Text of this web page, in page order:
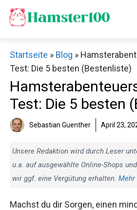
Zum
Inhalt
Startseite » Blog »
Test: Die 5 besten (Bestenliste)
Test: Die 5 besten
Sebastian Guenther April 23,
Unsere Redaktion wird durch Leser
u.a. auf ausgewählte Online-Shops
wir ggf. eine Vergütung erhalten. Mehr
Machst du dir Sorgen, einen